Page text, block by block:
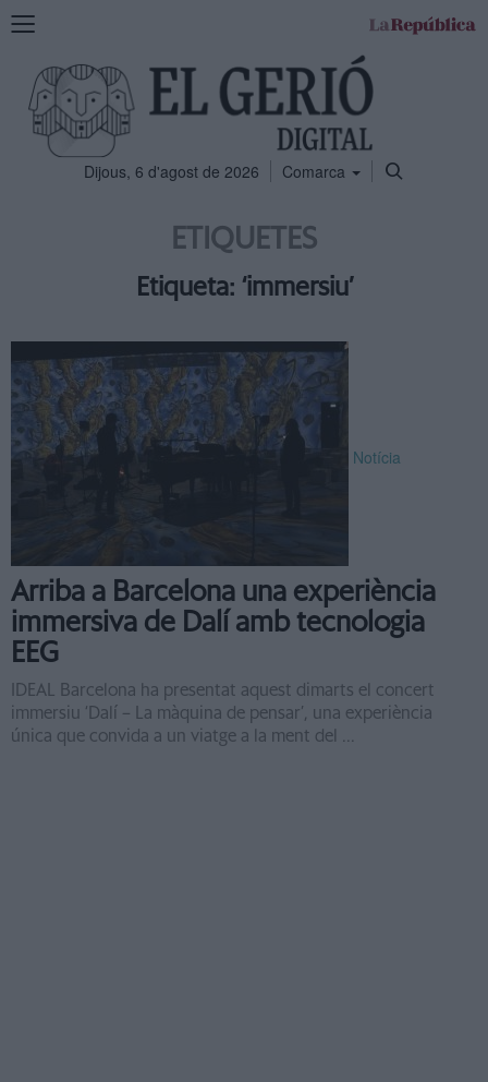
Mostra
navegació
Dijous, 6 d'agost de 2026 Comarca
ETIQUETES
Etiqueta: ‘immersiu’
Notícia
Arriba a Barcelona una experiència
immersiva de Dalí amb tecnologia
EEG
IDEAL Barcelona ha presentat aquest dimarts el concert
immersiu ‘Dalí – La màquina de pensar’, una experiència
única que convida a un viatge a la ment del ...